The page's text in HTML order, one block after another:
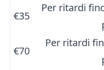
€35
Per ritardi
€70
Per ritardi